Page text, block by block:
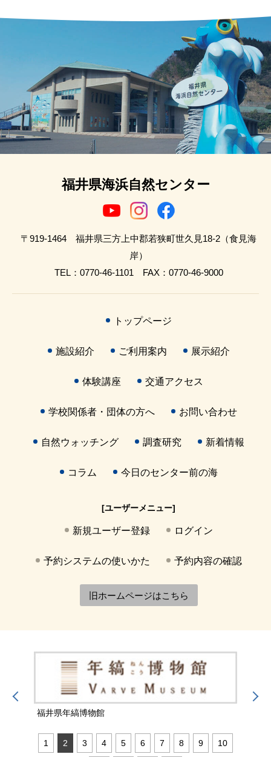
福井県海浜自然センター
〒919-1464 福井県三方上中郡若狭町世久見18-2（食見海
岸）
TEL：0770-46-1101 FAX：0770-46-9000
トップページ
施設紹介 ご利用案内 展示紹介
体験講座 交通アクセス
学校関係者・団体の方へ お問い合わせ
自然ウォッチング 調査研究 新着情報
コラム 今日のセンター前の海
[ユーザーメニュー]
新規ユーザー登録 ログイン
予約システムの使いかた 予約内容の確認
旧ホームページはこちら
福井県年縞博物館
1 2 3 4 5 6 7 8 9 10